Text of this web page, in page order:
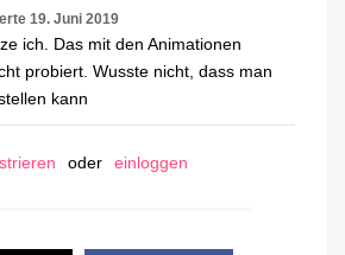
19. Juni 2019
ich. Das mit den Animationen
probiert. Wusste nicht, dass man
kann
oder einloggen